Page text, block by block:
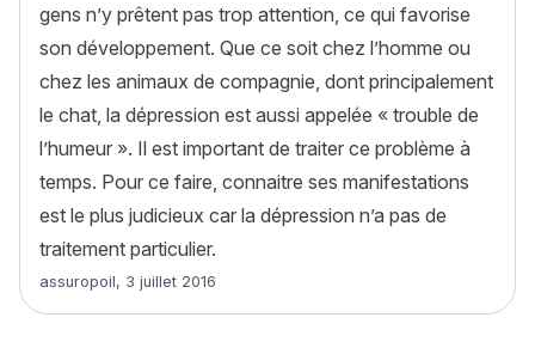
gens n’y prêtent pas trop attention, ce qui favorise
son développement. Que ce soit chez l’homme ou
chez les animaux de compagnie, dont principalement
le chat, la dépression est aussi appelée « trouble de
l’humeur ». Il est important de traiter ce problème à
temps. Pour ce faire, connaitre ses manifestations
est le plus judicieux car la dépression n’a pas de
traitement particulier.
Article rédigé par
assuropoil, 3 juillet 2016